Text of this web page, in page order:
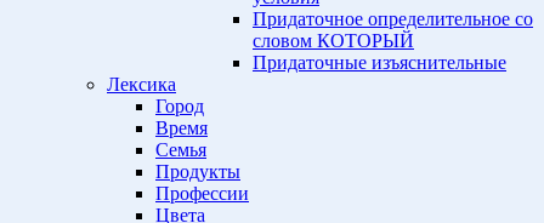
Придаточное определительное со
словом КОТОРЫЙ
Придаточные изъяснительные
Лексика
Город
Время
Семья
Продукты
Профессии
Цвета